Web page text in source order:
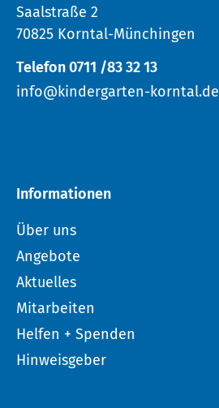
Saalstraße 2
70825 Korntal-Münchingen
Telefon 0711 /83 32 13
info@kindergarten-korntal.de
Informationen
Über uns
Angebote
Aktuelles
Mitarbeiten
Helfen + Spenden
Hinweisgeber